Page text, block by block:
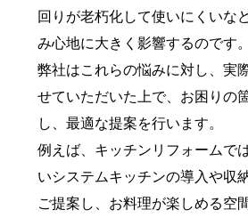
回りが老朽化して使いにくいな
み心地に大きく影響するのです。
弊社はこれらの悩みに対し、実
せていただいた上で、お困りの
し、最適な提案を行います。
例えば、キッチンリフォームで
いシステムキッチンの導入や収
ご提案し、お料理が楽しめる空